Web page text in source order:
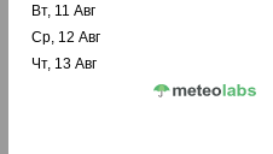
Вт, 11 Авг
Ср, 12 Авг
Чт, 13 Авг